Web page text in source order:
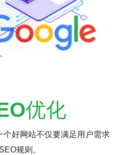
优化
个好网站不仅要满足用户需求
规则。